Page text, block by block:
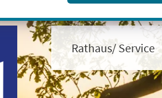
Rathaus/ Service